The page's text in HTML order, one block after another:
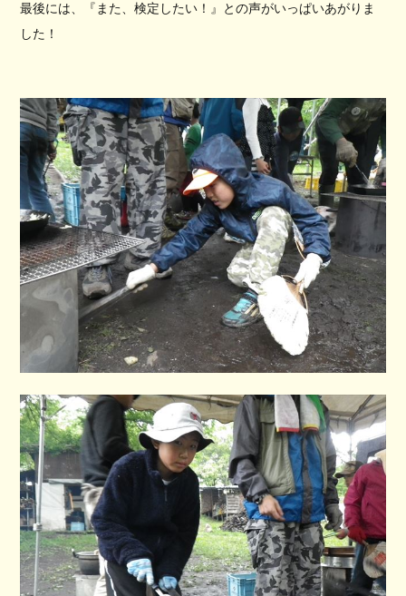
最後には、『また、検定したい！』との声がいっぱいあがりま
した！